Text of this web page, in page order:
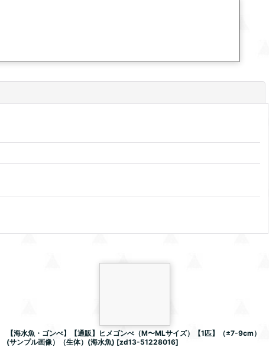
【海水魚・ゴンべ】【通販】ヒメゴンべ（M〜MLサイズ）【1匹】（±7-9cm）
(サンプル画像）（生体）(海水魚) [zd13-51228016]